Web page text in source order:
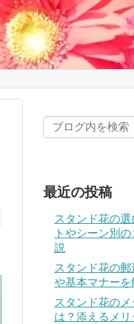
最近の投稿
スタンド花の
トやシーン別
説
スタンド花の
や基本マナーを
スタンド花の
は？添えるメ